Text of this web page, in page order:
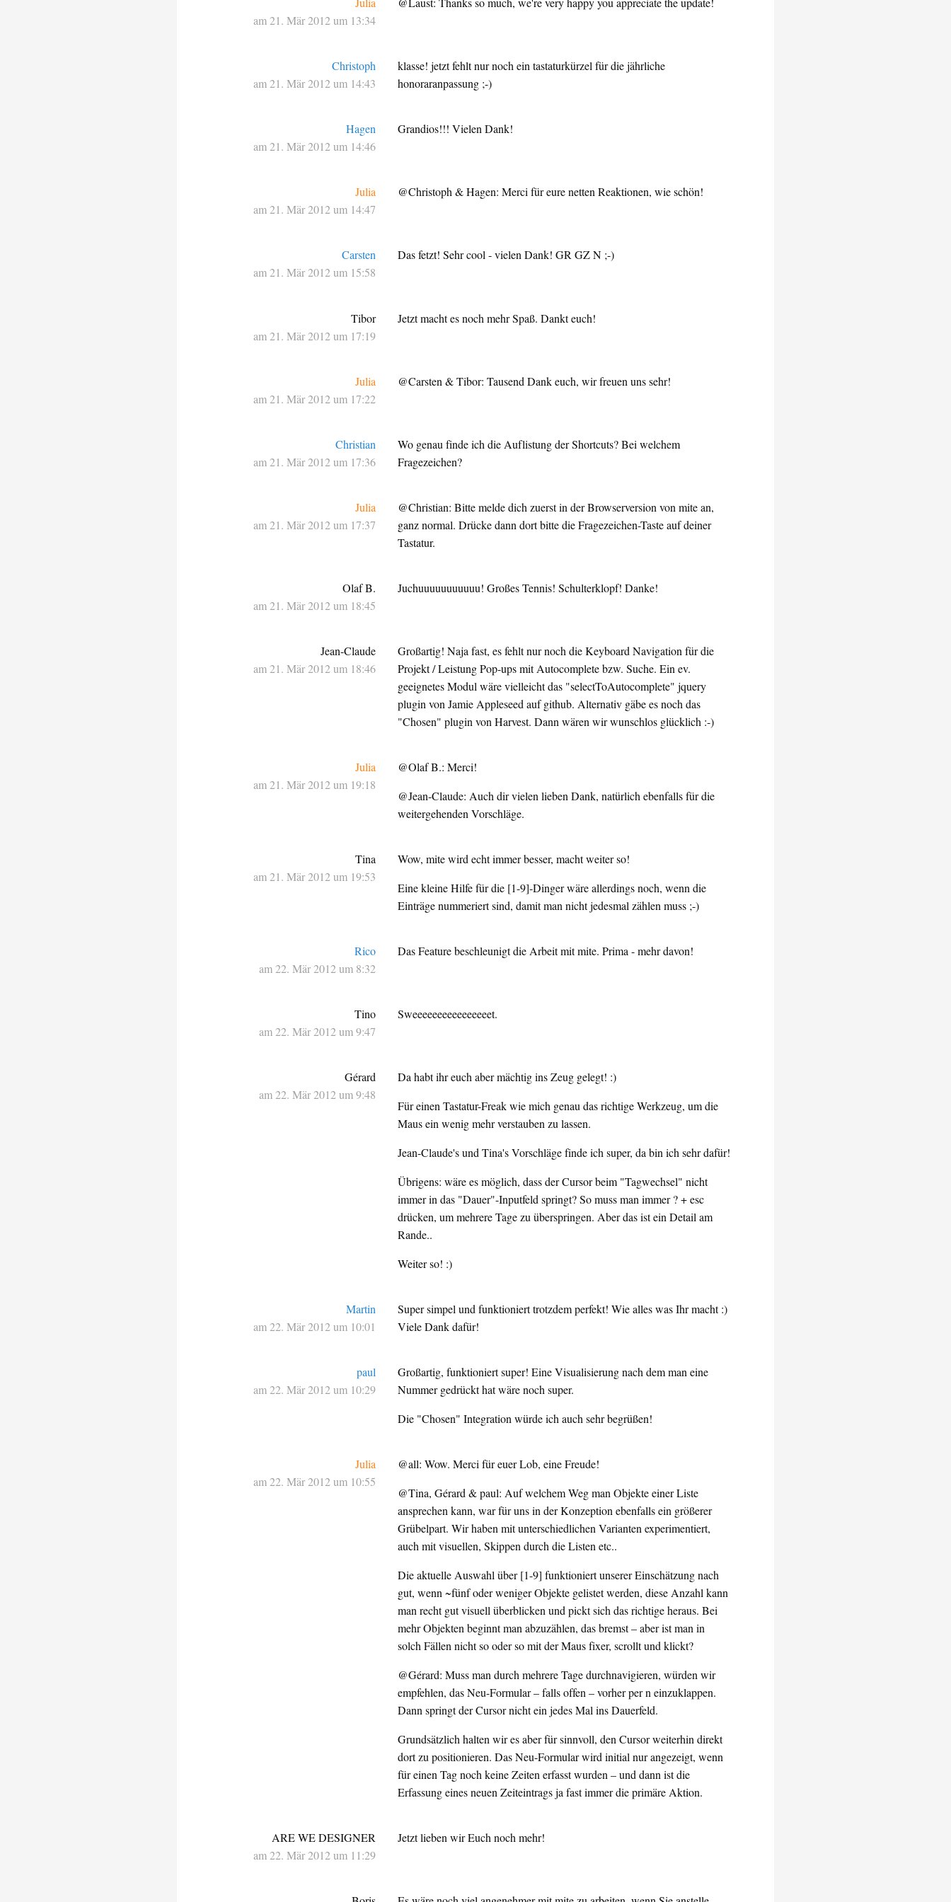
am 21. Mär 2012 um 13:34
Christoph
am 21. Mär 2012 um 14:43
klasse! jetzt fehlt nur noch ein tastaturkürzel für die jährliche
honoraranpassung ;-)
Hagen
am 21. Mär 2012 um 14:46
Grandios!!! Vielen Dank!
Julia
am 21. Mär 2012 um 14:47
@Christoph & Hagen: Merci für eure netten Reaktionen, wie schön!
Carsten
am 21. Mär 2012 um 15:58
Das fetzt! Sehr cool - vielen Dank! GR GZ N ;-)
Tibor
am 21. Mär 2012 um 17:19
Jetzt macht es noch mehr Spaß. Dankt euch!
Julia
am 21. Mär 2012 um 17:22
@Carsten & Tibor: Tausend Dank euch, wir freuen uns sehr!
Christian
am 21. Mär 2012 um 17:36
Wo genau finde ich die Auflistung der Shortcuts? Bei welchem
Fragezeichen?
Julia
am 21. Mär 2012 um 17:37
@Christian: Bitte melde dich zuerst in der Browserversion von mite an,
ganz normal. Drücke dann dort bitte die Fragezeichen-Taste auf deiner
Tastatur.
Olaf B.
am 21. Mär 2012 um 18:45
Juchuuuuuuuuuuu! Großes Tennis! Schulterklopf! Danke!
Jean-Claude
am 21. Mär 2012 um 18:46
Großartig! Naja fast, es fehlt nur noch die Keyboard Navigation für die
Projekt / Leistung Pop-ups mit Autocomplete bzw. Suche. Ein ev.
geeignetes Modul wäre vielleicht das "selectToAutocomplete" jquery
plugin von Jamie Appleseed auf github. Alternativ gäbe es noch das
"Chosen" plugin von Harvest. Dann wären wir wunschlos glücklich :-)
Julia
am 21. Mär 2012 um 19:18
@Olaf B.: Merci!
@Jean-Claude: Auch dir vielen lieben Dank, natürlich ebenfalls für die
weitergehenden Vorschläge.
Tina
am 21. Mär 2012 um 19:53
Wow, mite wird echt immer besser, macht weiter so!
Eine kleine Hilfe für die [1-9]-Dinger wäre allerdings noch, wenn die
Einträge nummeriert sind, damit man nicht jedesmal zählen muss ;-)
Rico
am 22. Mär 2012 um 8:32
Das Feature beschleunigt die Arbeit mit mite. Prima - mehr davon!
Tino
am 22. Mär 2012 um 9:47
Sweeeeeeeeeeeeeeeet.
Gérard
am 22. Mär 2012 um 9:48
Da habt ihr euch aber mächtig ins Zeug gelegt! :)
Für einen Tastatur-Freak wie mich genau das richtige Werkzeug, um die
Maus ein wenig mehr verstauben zu lassen.
Jean-Claude's und Tina's Vorschläge finde ich super, da bin ich sehr dafür!
Übrigens: wäre es möglich, dass der Cursor beim "Tagwechsel" nicht
immer in das "Dauer"-Inputfeld springt? So muss man immer ? + esc
drücken, um mehrere Tage zu überspringen. Aber das ist ein Detail am
Rande..
Weiter so! :)
Martin
am 22. Mär 2012 um 10:01
Super simpel und funktioniert trotzdem perfekt! Wie alles was Ihr macht :)
Viele Dank dafür!
paul
am 22. Mär 2012 um 10:29
Großartig, funktioniert super! Eine Visualisierung nach dem man eine
Nummer gedrückt hat wäre noch super.
Die "Chosen" Integration würde ich auch sehr begrüßen!
Julia
am 22. Mär 2012 um 10:55
@all: Wow. Merci für euer Lob, eine Freude!
@Tina, Gérard & paul: Auf welchem Weg man Objekte einer Liste
ansprechen kann, war für uns in der Konzeption ebenfalls ein größerer
Grübelpart. Wir haben mit unterschiedlichen Varianten experimentiert,
auch mit visuellen, Skippen durch die Listen etc..
Die aktuelle Auswahl über [1-9] funktioniert unserer Einschätzung nach
gut, wenn ~fünf oder weniger Objekte gelistet werden, diese Anzahl kann
man recht gut visuell überblicken und pickt sich das richtige heraus. Bei
mehr Objekten beginnt man abzuzählen, das bremst – aber ist man in
solch Fällen nicht so oder so mit der Maus fixer, scrollt und klickt?
@Gérard: Muss man durch mehrere Tage durchnavigieren, würden wir
empfehlen, das Neu-Formular – falls offen – vorher per n einzuklappen.
Dann springt der Cursor nicht ein jedes Mal ins Dauerfeld.
Grundsätzlich halten wir es aber für sinnvoll, den Cursor weiterhin direkt
dort zu positionieren. Das Neu-Formular wird initial nur angezeigt, wenn
für einen Tag noch keine Zeiten erfasst wurden – und dann ist die
Erfassung eines neuen Zeiteintrags ja fast immer die primäre Aktion.
ARE WE DESIGNER
am 22. Mär 2012 um 11:29
Jetzt lieben wir Euch noch mehr!